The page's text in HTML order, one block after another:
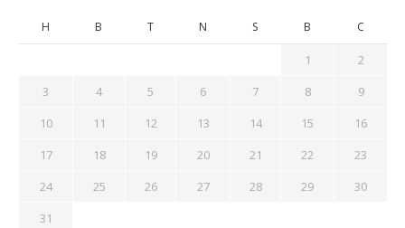
H B T N S B C
1
2
3
4 5 6 7 8
9
10
11 12 13 14 15
16
17
18 19 20 21 22
23
24
25 26 27 28 29
30
31